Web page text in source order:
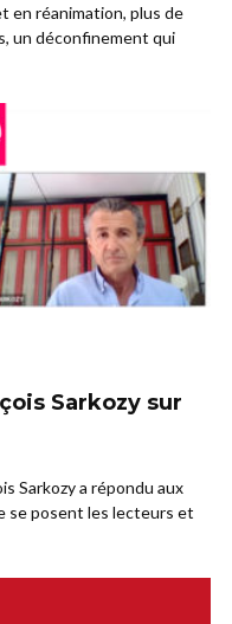
en réanimation, plus de
un déconfinement qui
Sarkozy sur
Sarkozy a répondu aux
se posent les lecteurs et